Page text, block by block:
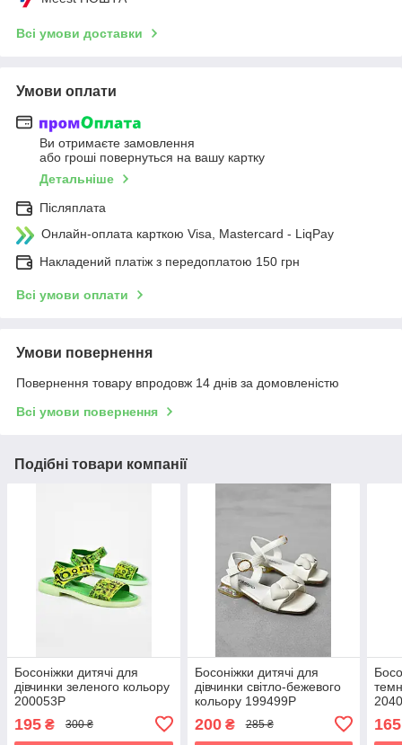
Всі умови доставки
Умови оплати
Ви отримаєте замовлення
або гроші повернуться на вашу картку
Детальніше
Післяплата
Онлайн-оплата карткою Visa, Mastercard - LiqPay
Накладений платіж з передоплатою 150 грн
Всі умови оплати
Умови повернення
Повернення товару впродовж 14 днів за домовленістю
Всі умови повернення
Подібні товари компанії
Босоніжки дитячі для
дівчинки зеленого кольору
200053P
195 ₴ 300 ₴
Босоніжки дитячі для
дівчинки світло-бежевого
кольору 199499P
200₴ 285 ₴ 165